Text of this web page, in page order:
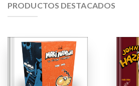
PRODUCTOS DESTACADOS